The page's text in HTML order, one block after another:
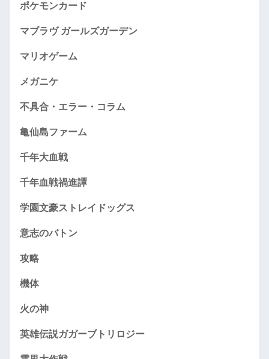
ポケモンカード
マブラヴ ガールズガーデン
マリオゲーム
メガニケ
不具合・エラー・コラム
亀仙島ファーム
千年大血戦
千年血戦禍進譚
学園文豪ストレイドッグス
意志のバトン
攻略
機体
火の神
英雄伝説ガガーブトリロジー